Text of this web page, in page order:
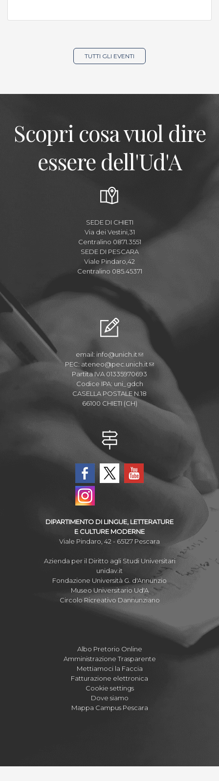
TUTTI GLI EVENTI
Scopri cosa vuol dire
essere dell'Ud'A
SEDE DI CHIETI
Via dei Vestini,31
Centralino 0871.3551
SEDE DI PESCARA
Viale Pindaro,42
Centralino 085.45371
email: info@unich.it
PEC: ateneo@pec.unich.it
Partita IVA 01335970693
Codice IPA: uni_gdch
CASELLA POSTALE N.18
66100 CHIETI (CH)
DIPARTIMENTO DI LINGUE, LETTERATURE
E CULTURE MODERNE
Viale Pindaro, 42 - 65127 Pescara
Azienda per il Diritto agli Studi Universitari
unidav.it
Fondazione Università G. d'Annunzio
Museo Universitario Ud'A
Circolo Ricreativo Dannunziano
Albo Pretorio Online
Amministrazione Trasparente
Mettiamoci la Faccia
Fatturazione elettronica
Cookie settings
Dove siamo
Mappa Campus Pescara